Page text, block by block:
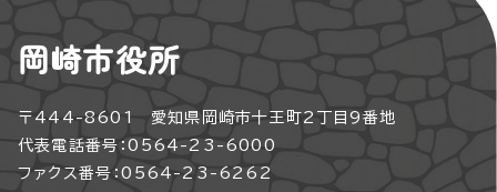
岡崎市役所
〒444-8601 愛知県岡崎市十王町2丁目9番地
代表電話番号：0564-23-6000
ファクス番号：0564-23-6262